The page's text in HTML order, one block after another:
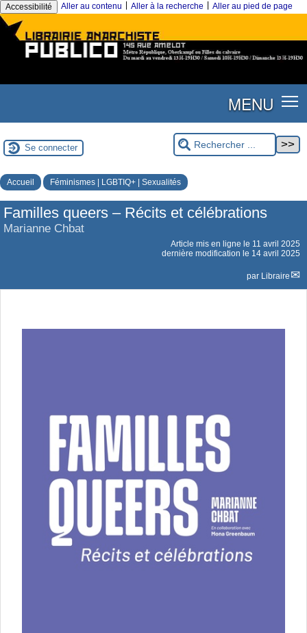
Accessibilité Aller au contenu Aller à la recherche Aller au pied de page
MENU
Se connecter
Accueil Féminismes | LGBTIQ+ | Sexualités
Familles queers – Récits et célébrations
Marianne Chbat
Article mis en ligne le 11 avril 2025
dernière modification le 14 avril 2025
par Libraire